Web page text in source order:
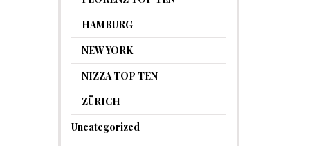
HAMBURG
NEW YORK
NIZZA TOP TEN
ZÜRICH
Uncategorized